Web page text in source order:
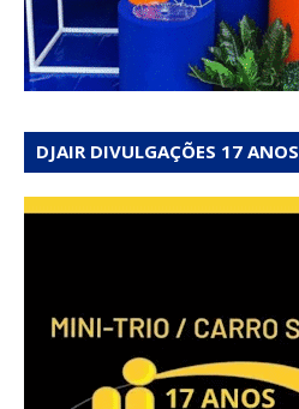
DJAIR DIVULGAÇÕES 17 ANOS